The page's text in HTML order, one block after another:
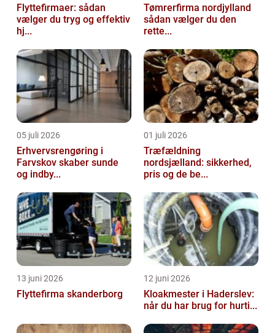
Flyttefirmaer: sådan
vælger du tryg og effektiv
hj...
Tømrerfirma nordjylland
sådan vælger du den
rette...
05 juli 2026
Erhvervsrengøring i
Farvskov skaber sunde
og indby...
01 juli 2026
Træfældning
nordsjælland: sikkerhed,
pris og de be...
13 juni 2026
Flyttefirma skanderborg
12 juni 2026
Kloakmester i Haderslev:
når du har brug for hurti...